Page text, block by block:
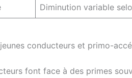
Diminution variable
conducteurs et primo-
font face à des primes